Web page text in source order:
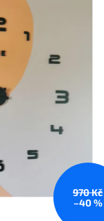
970 Kč
–40 %